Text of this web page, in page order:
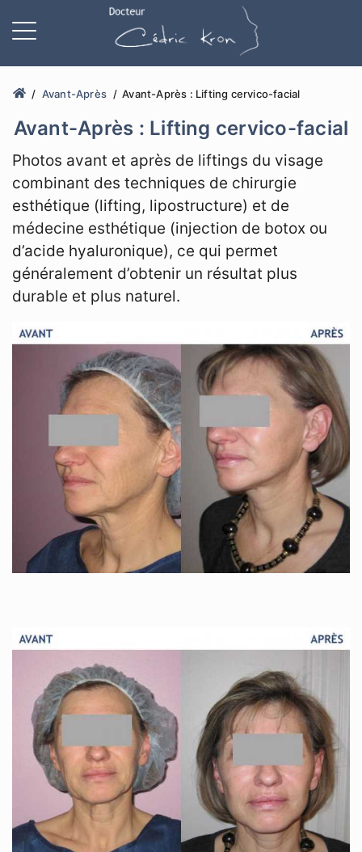
Avant-Après Avant-Après : Lifting cervico-facial
Avant-Après : Lifting cervico-facial
Photos avant et après de liftings du visage
combinant des techniques de chirurgie
esthétique (lifting, lipostructure) et de
médecine esthétique (injection de botox ou
d’acide hyaluronique), ce qui permet
généralement d’obtenir un résultat plus
durable et plus naturel.